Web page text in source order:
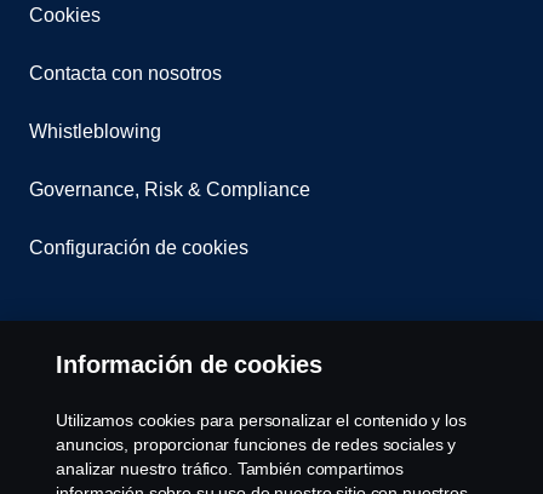
Cookies
Contacta con nosotros
Whistleblowing
Governance, Risk & Compliance
Configuración de cookies
© Copyright Scania 2025 All rights reserved. Scania
CV AB (publ), SE-151 87 Södertälje, Sweden, Tel:
Información de cookies
Utilizamos cookies para personalizar el contenido y los
anuncios, proporcionar funciones de redes sociales y
analizar nuestro tráfico. También compartimos